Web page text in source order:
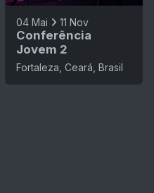
04 Mai 11 Nov
Conferência
Jovem 2
Fortaleza, Ceará, Brasil